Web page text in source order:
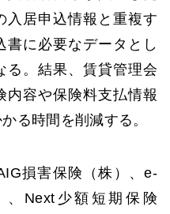
入居申込情報と重複す
書に必要なデータとし
る。結果、賃貸管理会
内容や保険料支払情報
る時間を削減する。
損害保険（株）、e-
Next少額短期保険